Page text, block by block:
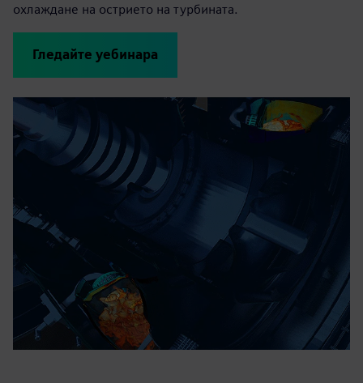
охлаждане на острието на турбината.
Гледайте уебинара